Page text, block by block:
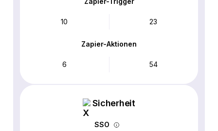
10 23
Zapier-Aktionen
6 54
Sicherheit
SSO